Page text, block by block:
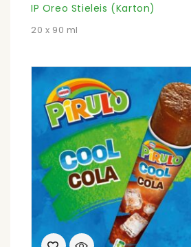
IP Oreo Stieleis (Karton)
20 x 90 ml